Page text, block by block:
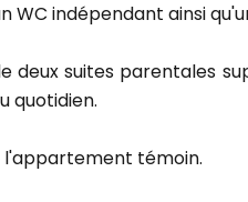
WC indépendant ainsi
deux suites parentales
quotidien.
l'appartement témoin.